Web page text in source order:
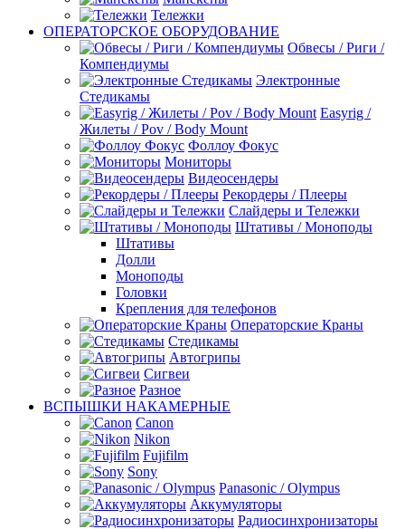
Тележки
ОПЕРАТОРСКОЕ ОБОРУДОВАНИЕ
Обвесы / Риги /
Компендиумы
Электронные
Стедикамы
Easyrig /
Жилеты / Pov / Body Mount
Фоллоу Фокус
Мониторы
Видеосендеры
Рекордеры / Плееры
Слайдеры и Тележки
Штативы / Моноподы
Штативы
Долли
Моноподы
Головки
Крепления для телефонов
Операторские Краны
Стедикамы
Автогрипы
Сигвеи
Разное
ВСПЫШКИ НАКАМЕРНЫЕ
Canon
Nikon
Fujifilm
Sony
Panasonic / Olympus
Аккумуляторы
Радиосинхронизаторы